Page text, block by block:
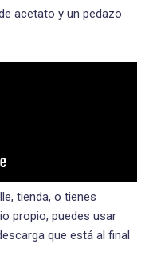
acetato y un pedazo
tienda, o tienes
propio, puedes usar
que está al final